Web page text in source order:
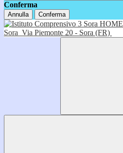
Conferma
Annulla Conferma
HOME
Sora Via Piemonte 20 - Sora (FR)